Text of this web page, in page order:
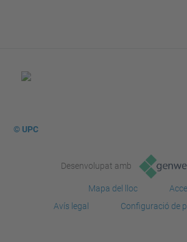
© UPC
Desenvolupat amb
Mapa del lloc
Avís legal
Configuració de